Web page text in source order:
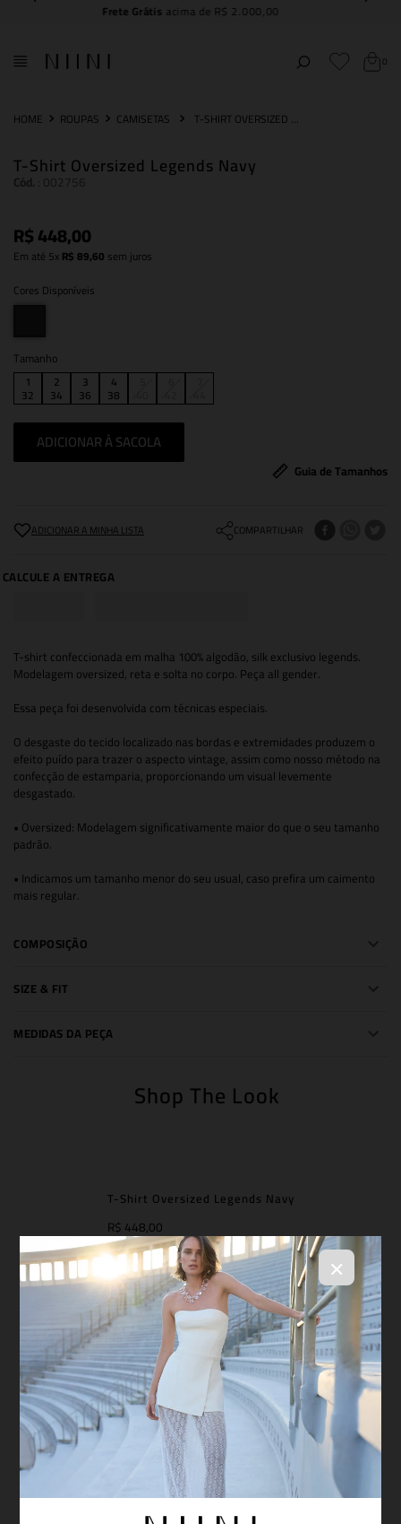
Compre e retire na NIINI JK Iguatemi
0
×
ROUPAS CAMISETAS T-SHIRT OVERSIZED LEGENDS NAVY
T-Shirt Oversized Legends Navy
R$448,00
Em até 5xR$89,60 sem juros
Cores Disponíveis
Tamanho
1
32
2
34
3
36
4
38
ADICIONAR À SACOLA
Guia de Tamanhos
COMPARTILHAR
T-shirt confeccionada em malha 100% algodão, silk exclusivo legends.
Modelagem oversized, reta e solta no corpo. Peça all gender.
Essa peça foi desenvolvida com técnicas especiais.
O desgaste do tecido localizado nas bordas e extremidades produzem o
efeito puído para trazer o aspecto vintage, assim como nosso método na
confecção de estamparia, proporcionando um visual levemente
desgastado.
• Oversized: Modelagem significativamente maior do que o seu tamanho
padrão.
• Indicamos um tamanho menor do seu usual, caso prefira um caimento
mais regular.
COMPOSIÇÃO
SIZE & FIT
MEDIDAS DA PEÇA
Shop The Look
T-Shirt Oversized Legends Navy
R$ 448,00